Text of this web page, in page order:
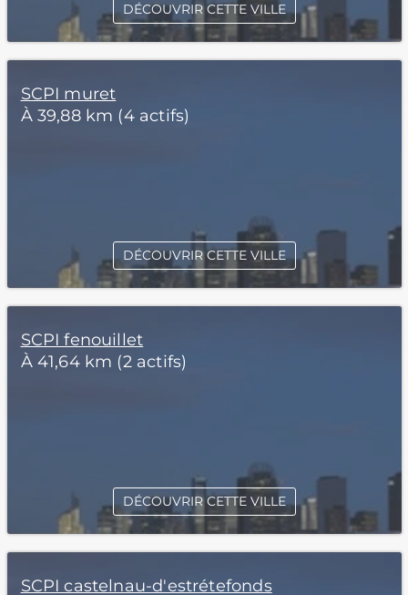
DÉCOUVRIR CETTE VILLE
SCPI muret
À 39,88 km (4 actifs)
DÉCOUVRIR CETTE VILLE
SCPI fenouillet
À 41,64 km (2 actifs)
DÉCOUVRIR CETTE VILLE
SCPI castelnau-d'estrétefonds